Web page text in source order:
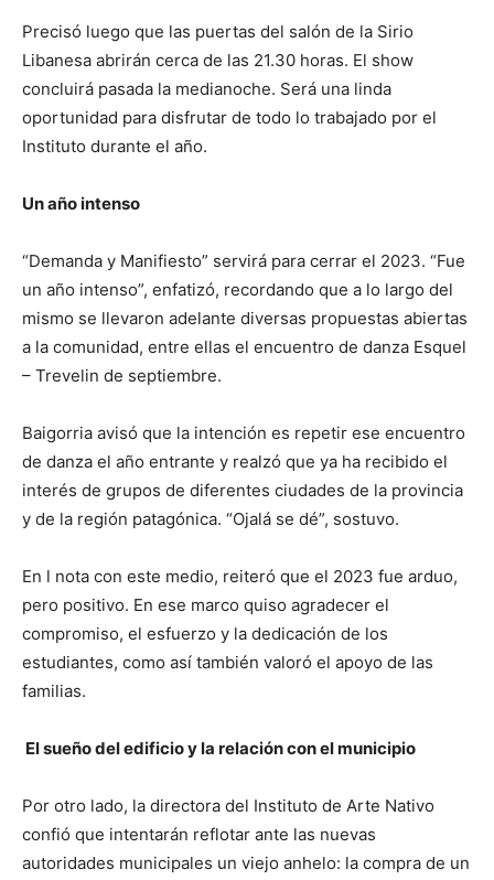
Precisó luego que las puertas del salón de la Sirio
Libanesa abrirán cerca de las 21.30 horas. El show
concluirá pasada la medianoche. Será una linda
oportunidad para disfrutar de todo lo trabajado por el
Instituto durante el año.
Un año intenso
“Demanda y Manifiesto” servirá para cerrar el 2023. “Fue
un año intenso”, enfatizó, recordando que a lo largo del
mismo se llevaron adelante diversas propuestas abiertas
a la comunidad, entre ellas el encuentro de danza Esquel
– Trevelin de septiembre.
Baigorria avisó que la intención es repetir ese encuentro
de danza el año entrante y realzó que ya ha recibido el
interés de grupos de diferentes ciudades de la provincia
y de la región patagónica. “Ojalá se dé”, sostuvo.
En l nota con este medio, reiteró que el 2023 fue arduo,
pero positivo. En ese marco quiso agradecer el
compromiso, el esfuerzo y la dedicación de los
estudiantes, como así también valoró el apoyo de las
familias.
El sueño del edificio y la relación con el municipio
Por otro lado, la directora del Instituto de Arte Nativo
confió que intentarán reflotar ante las nuevas
autoridades municipales un viejo anhelo: la compra de un